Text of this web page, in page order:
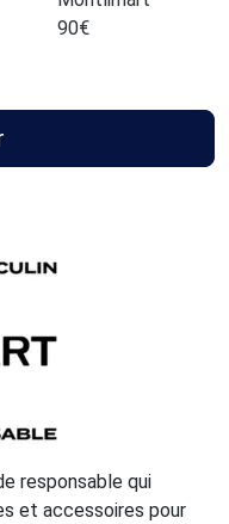
90€
responsable qui
et accessoires pour